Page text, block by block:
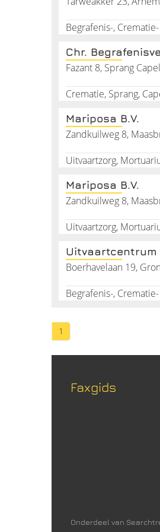
dient er vooral voor om
in Nederland al snel op
Zorg ervoor dat uw
Begrafenis-,
Chr.
Fazant 8, Sprang
Crematie, Sprang,
Mariposa B.V.
Zandkuilweg 8,
Uitvaartzorg,
Mariposa B.V.
Zandkuilweg 8,
Uitvaartzorg,
Uitvaartcentrum
Boerhavelaan 19,
Begrafenis-,
1
Faxgids
Onderdeel van